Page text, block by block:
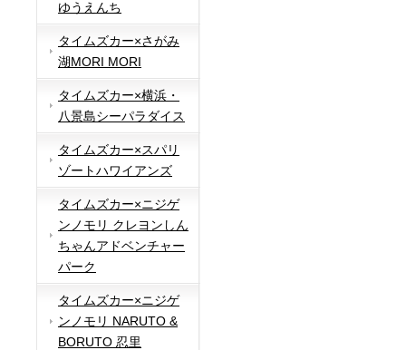
ゆうえんち
タイムズカー×さがみ
湖MORI MORI
タイムズカー×横浜・
八景島シーパラダイス
タイムズカー×スパリ
ゾートハワイアンズ
タイムズカー×ニジゲ
ンノモリ クレヨンしん
ちゃんアドベンチャー
パーク
タイムズカー×ニジゲ
ンノモリ NARUTO &
BORUTO 忍里